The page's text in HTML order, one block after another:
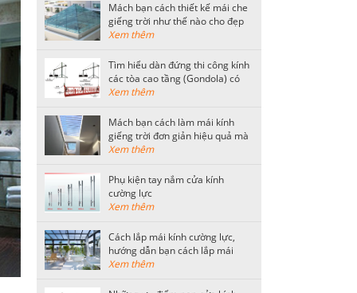
Mách bạn cách thiết kế mái che
giếng trời như thế nào cho đẹp
Xem thêm
Tìm hiểu dàn đứng thi công kính
các tòa cao tầng (Gondola) có
kết cấu như thế nào?
Xem thêm
Mách bạn cách làm mái kính
giếng trời đơn giản hiệu quả mà
tiết kiệm nhất
Xem thêm
Phụ kiện tay nắm cửa kính
cường lực
Xem thêm
Cách lắp mái kính cường lực,
hướng dẫn bạn cách lắp mái
kính an toàn
Xem thêm